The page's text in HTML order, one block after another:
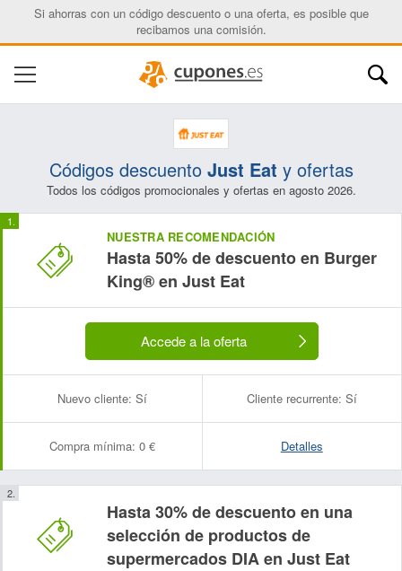
Si ahorras con un código descuento o una oferta, es posible que
recibamos una comisión.
Códigos descuento Just Eat y ofertas
Todos los códigos promocionales y ofertas en agosto 2026.
NUESTRA RECOMENDACIÓN
Hasta 50% de descuento en Burger
King® en Just Eat
Accede a la oferta
Nuevo cliente: Sí Cliente recurrente: Sí
Compra mínima: 0 € Detalles
Hasta 30% de descuento en una
selección de productos de
supermercados DIA en Just Eat